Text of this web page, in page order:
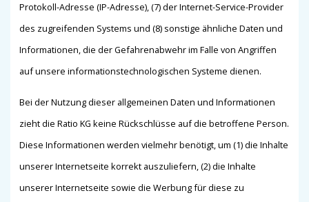
Protokoll-Adresse (IP-Adresse), (7) der Internet-Service-Provider
des zugreifenden Systems und (8) sonstige ähnliche Daten und
Informationen, die der Gefahrenabwehr im Falle von Angriffen
auf unsere informationstechnologischen Systeme dienen.
Bei der Nutzung dieser allgemeinen Daten und Informationen
zieht die Ratio KG keine Rückschlüsse auf die betroffene Person.
Diese Informationen werden vielmehr benötigt, um (1) die Inhalte
unserer Internetseite korrekt auszuliefern, (2) die Inhalte
unserer Internetseite sowie die Werbung für diese zu